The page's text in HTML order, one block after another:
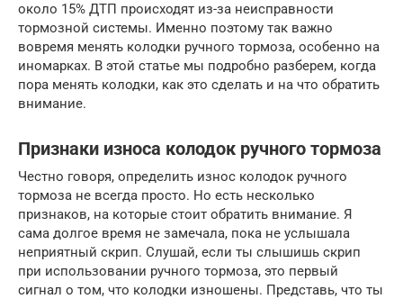
около 15% ДТП происходят из-за неисправности
тормозной системы. Именно поэтому так важно
вовремя менять колодки ручного тормоза, особенно на
иномарках. В этой статье мы подробно разберем, когда
пора менять колодки, как это сделать и на что обратить
внимание.
Признаки износа колодок ручного тормоза
Честно говоря, определить износ колодок ручного
тормоза не всегда просто. Но есть несколько
признаков, на которые стоит обратить внимание. Я
сама долгое время не замечала, пока не услышала
неприятный скрип. Слушай, если ты слышишь скрип
при использовании ручного тормоза, это первый
сигнал о том, что колодки изношены. Представь, что ты